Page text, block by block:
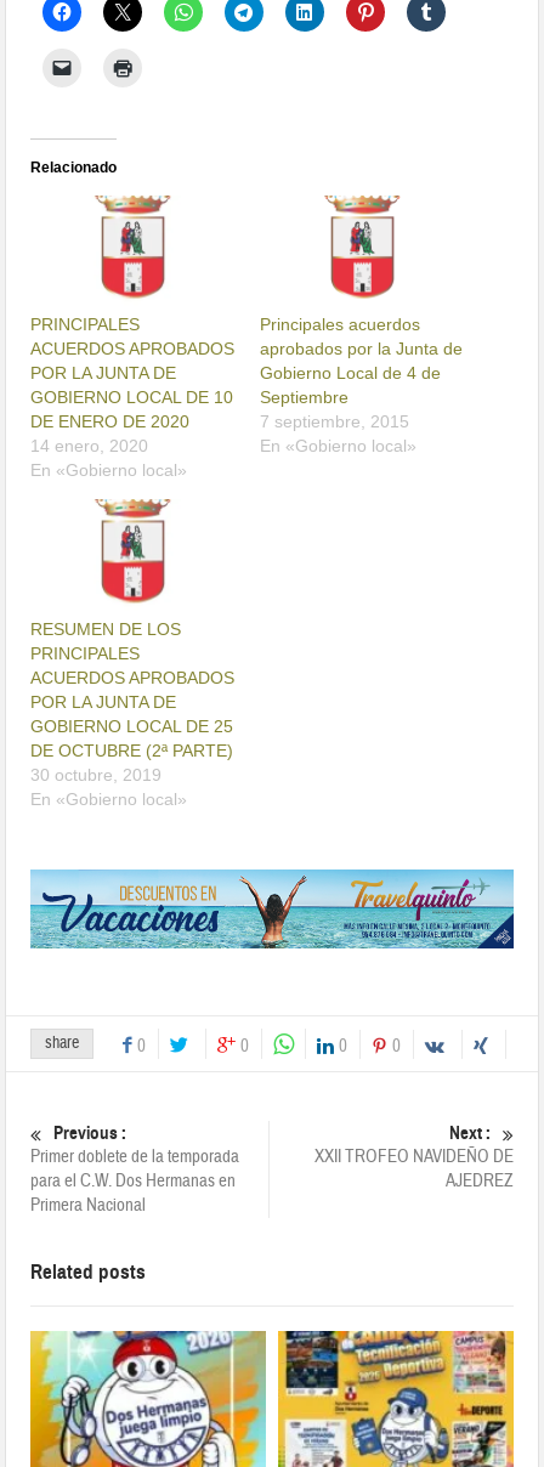
Relacionado
PRINCIPALES
ACUERDOS APROBADOS
POR LA JUNTA DE
GOBIERNO LOCAL DE 10
DE ENERO DE 2020
14 enero, 2020
En «Gobierno local»
Principales acuerdos
aprobados por la Junta de
Gobierno Local de 4 de
Septiembre
7 septiembre, 2015
En «Gobierno local»
RESUMEN DE LOS
PRINCIPALES
ACUERDOS APROBADOS
POR LA JUNTA DE
GOBIERNO LOCAL DE 25
DE OCTUBRE (2ª PARTE)
30 octubre, 2019
En «Gobierno local»
share 0 0 0 0
Previous :
Primer doblete de la temporada
para el C.W. Dos Hermanas en
Primera Nacional
Next :
XXII TROFEO NAVIDEÑO DE
AJEDREZ
Related posts